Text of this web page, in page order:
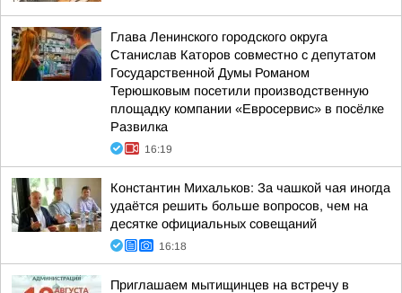
Глава Ленинского городского округа
Станислав Каторов совместно с депутатом
Государственной Думы Романом
Терюшковым посетили производственную
площадку компании «Евросервис» в посёлке
Развилка
16:19
Константин Михальков: За чашкой чая иногда
удаётся решить больше вопросов, чем на
десятке официальных совещаний
16:18
Приглашаем мытищинцев на встречу в